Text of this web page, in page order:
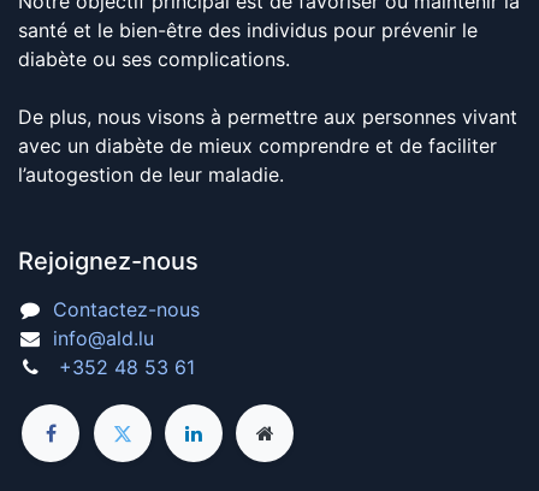
santé et le bien-être des individus pour prévenir le
diabète ou ses complications.
De plus, nous visons à permettre aux personnes vivant
avec un diabète de mieux comprendre et de faciliter
l’autogestion de leur maladie.
Rejoignez-nous
Contactez-nous
info@ald.lu
+352 48 53 61